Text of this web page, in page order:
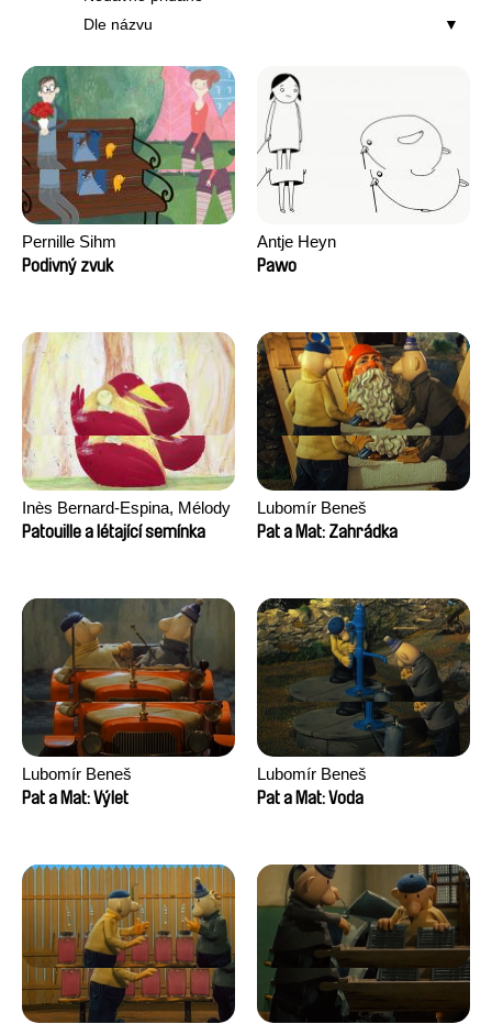
Dle názvu
Pernille Sihm
Podivný zvuk
Antje Heyn
Pawo
Inès Bernard-Espina, Mélody
Boulissière, Clémentine
Patouille a létající semínka
Lubomír Beneš
Pat a Mat: Zahrádka
Lubomír Beneš
Pat a Mat: Výlet
Lubomír Beneš
Pat a Mat: Voda